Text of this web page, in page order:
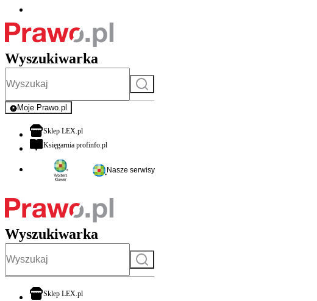
Wyszukiwarka
Szukaj
Moje Prawo.pl
- rejestracja i logowanie do serwisu
Sklep LEX.plotwiera się w nowej karcie
Księgarnia profinfo.plotwiera się w nowej karcie
Nasze serwisy
Wyszukiwarka
Szukaj
Sklep LEX.plotwiera się w nowej karcie